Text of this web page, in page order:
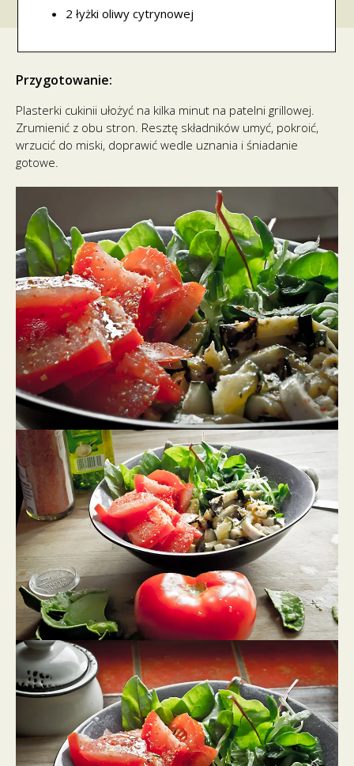
2 łyżki oliwy cytrynowej
Przygotowanie:
Plasterki cukinii ułożyć na kilka minut na patelni grillowej.
Zrumienić z obu stron. Resztę składników umyć, pokroić,
wrzucić do miski, doprawić wedle uznania i śniadanie
gotowe.